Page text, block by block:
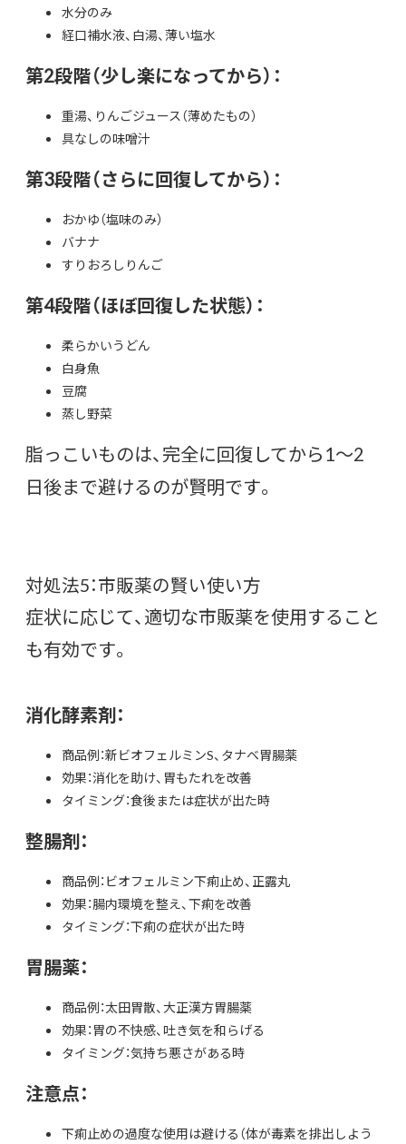
水分のみ
経口補水液、白湯、薄い塩水
第2段階（少し楽になってから）：
重湯、りんごジュース（薄めたもの）
具なしの味噌汁
第3段階（さらに回復してから）：
おかゆ（塩味のみ）
バナナ
すりおろしりんご
第4段階（ほぼ回復した状態）：
柔らかいうどん
白身魚
豆腐
蒸し野菜
脂っこいものは、完全に回復してから1〜2
日後まで避けるのが賢明です。
対処法5：市販薬の賢い使い方
症状に応じて、適切な市販薬を使用すること
も有効です。
消化酵素剤：
商品例：新ビオフェルミンS、タナベ胃腸薬
効果：消化を助け、胃もたれを改善
タイミング：食後または症状が出た時
整腸剤：
商品例：ビオフェルミン下痢止め、正露丸
効果：腸内環境を整え、下痢を改善
タイミング：下痢の症状が出た時
胃腸薬：
商品例：太田胃散、大正漢方胃腸薬
効果：胃の不快感、吐き気を和らげる
タイミング：気持ち悪さがある時
注意点：
下痢止めの過度な使用は避ける（体が毒素を排出しよう